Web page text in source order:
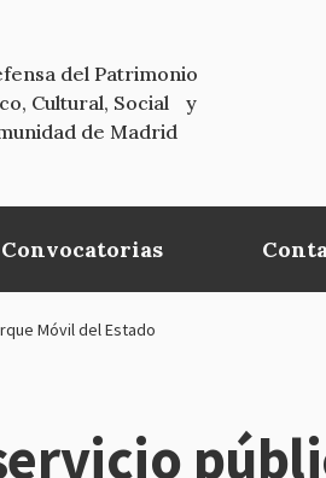
del Patrimonio
Cultural, Social y
de Madrid
Convocatorias
Móvil del Estado